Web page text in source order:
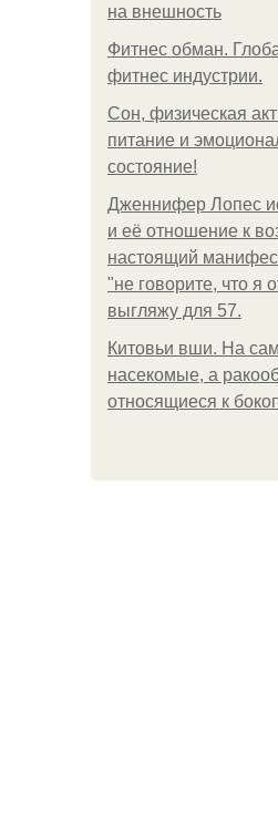
на внешность
Фитнес обман.
фитнес индустрии.
Сон, физическая
питание и
состояние!
Дженнифер Лопес
и её отношение к
настоящий
"не говорите, что я
выгляжу для 57.
Китовьи вши. На
насекомые, а
относящиеся к